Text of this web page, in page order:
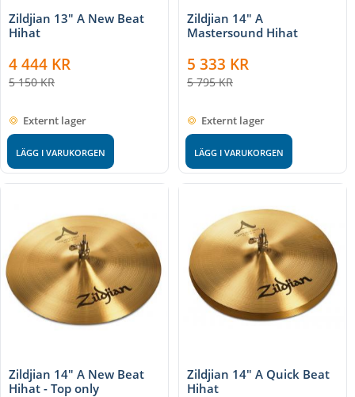
Zildjian 13" A New Beat
Hihat
4 444 KR
5 150KR
Externt lager
LÄGG I VARUKORGEN
Zildjian 14" A
Mastersound Hihat
5 333 KR
5 795KR
Externt lager
LÄGG I VARUKORGEN
Zildjian 14" A New Beat
Hihat - Top only
Zildjian 14" A Quick Beat
Hihat